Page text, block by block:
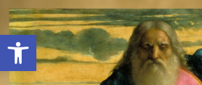
Open toolbar
deomeo-logo